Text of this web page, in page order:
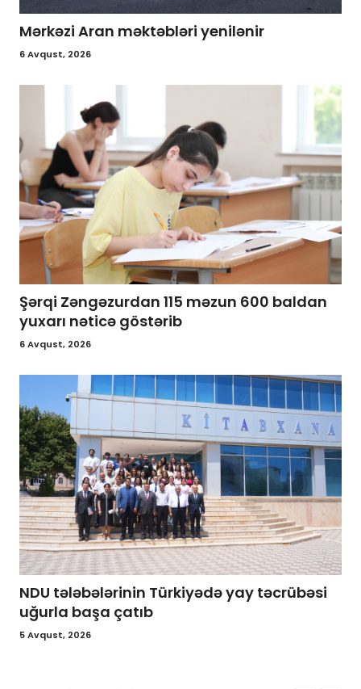
Mərkəzi Aran məktəbləri yenilənir
6 Avqust, 2026
Şərqi Zəngəzurdan 115 məzun 600 baldan
yuxarı nəticə göstərib
6 Avqust, 2026
NDU tələbələrinin Türkiyədə yay təcrübəsi
uğurla başa çatıb
5 Avqust, 2026